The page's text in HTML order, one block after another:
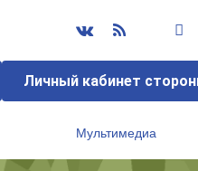
Личный кабинет
Мультимедиа